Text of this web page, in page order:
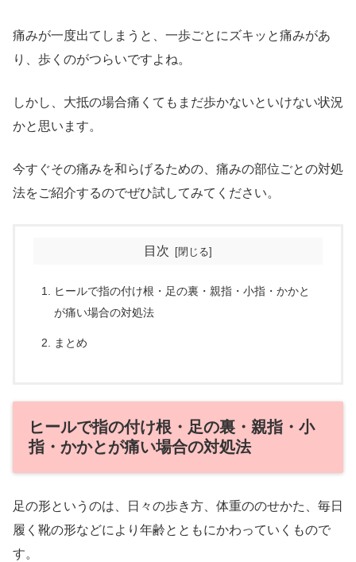
痛みが一度出てしまうと、一歩ごとにズキッと痛みがあ
り、歩くのがつらいですよね。
しかし、大抵の場合痛くてもまだ歩かないといけない状況
かと思います。
今すぐその痛みを和らげるための、痛みの部位ごとの対処
法をご紹介するのでぜひ試してみてください。
目次
ヒールで指の付け根・足の裏・親指・小指・かかと
が痛い場合の対処法
まとめ
ヒールで指の付け根・足の裏・親指・小
指・かかとが痛い場合の対処法
足の形というのは、日々の歩き方、体重ののせかた、毎日
履く靴の形などにより年齢とともにかわっていくもので
す。